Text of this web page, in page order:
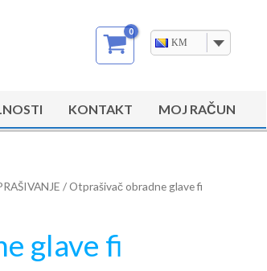
KM
KONTAKT MOJ RAČUN
/ Otprašivač obradne glave fi
glave fi